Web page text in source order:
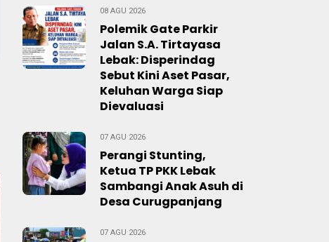
08 AGU 2026
Polemik Gate Parkir
Jalan S.A. Tirtayasa
Lebak: Disperindag
Sebut Kini Aset Pasar,
Keluhan Warga Siap
Dievaluasi
07 AGU 2026
Perangi Stunting,
Ketua TP PKK Lebak
Sambangi Anak Asuh di
Desa Curugpanjang
07 AGU 2026